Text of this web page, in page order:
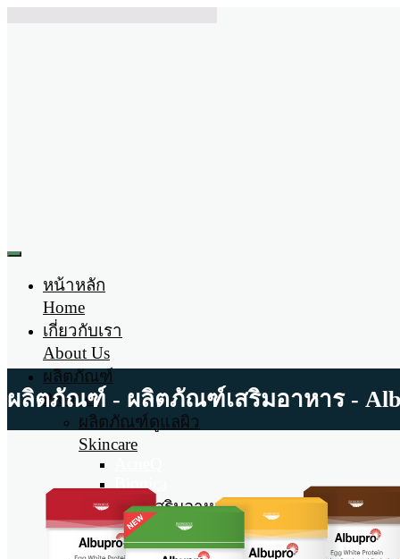
หน้าหลัก
Home
เกี่ยวกับเรา
About Us
ผลิตภัณฑ์
Product
ผลิตภัณฑ์ดูแลผิว
Skincare
Bionica
ผลิตภัณฑ์เสริมอาหาร
Dietary supplements
Albupro
ผลิตภัณฑ์ - ผลิตภัณฑ์เสริมอาหาร -